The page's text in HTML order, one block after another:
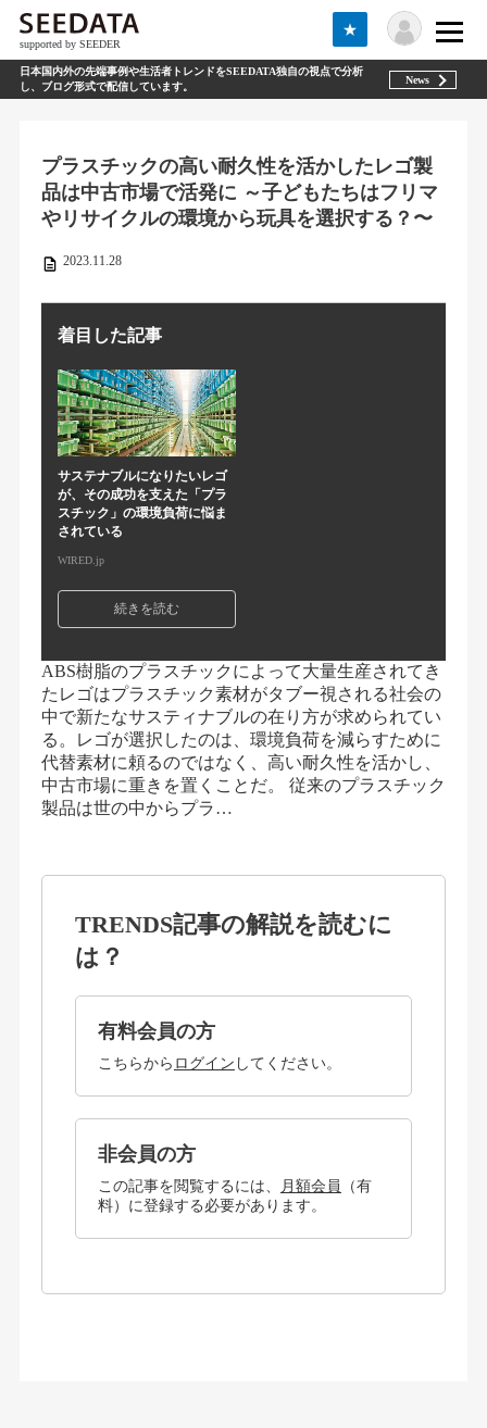
supported by SEEDER
★
日本国内外の先端事例や生活者トレンドをSEEDATA独自の視点で分析
し、ブログ形式で配信しています。
News
プラスチックの高い耐久性を活かしたレゴ製
品は中古市場で活発に ～子どもたちはフリマ
やリサイクルの環境から玩具を選択する？〜
2023.11.28
着目した記事
サステナブルになりたいレゴ
が、その成功を支えた「プラ
スチック」の環境負荷に悩ま
されている
WIRED.jp
続きを読む
ABS樹脂のプラスチックによって大量生産されてき
たレゴはプラスチック素材がタブー視される社会の
中で新たなサスティナブルの在り方が求められてい
る。レゴが選択したのは、環境負荷を減らすために
代替素材に頼るのではなく、高い耐久性を活かし、
中古市場に重きを置くことだ。 従来のプラスチック
製品は世の中からプラ…
TRENDS記事の解説を読むに
は？
有料会員の方
こちらから ログイン してください。
非会員の方
この記事を閲覧するには、 月額会員
（有
料）に登録する必要があります。